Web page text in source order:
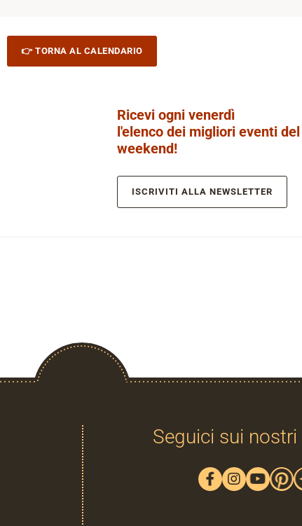
👉 TORNA AL CALENDARIO
Ricevi ogni venerdì
l'elenco dei migliori eventi del
weekend!
ISCRIVITI ALLA NEWSLETTER
Seguici sui nostri